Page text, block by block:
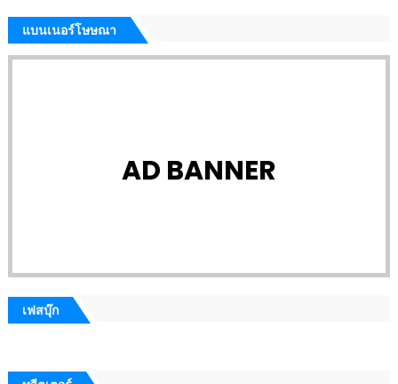
แบนเนอร์โษษณา
AD BANNER
เฟสบุ๊ก